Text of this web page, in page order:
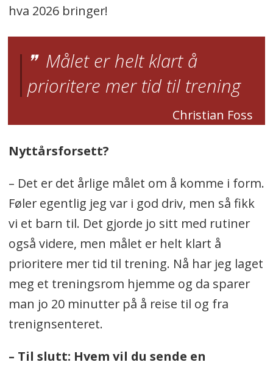
hva 2026 bringer!
Målet er helt klart å
prioritere mer tid til trening
Christian Foss
Nyttårsforsett?
– Det er det årlige målet om å komme i form.
Føler egentlig jeg var i god driv, men så fikk
vi et barn til. Det gjorde jo sitt med rutiner
også videre, men målet er helt klart å
prioritere mer tid til trening. Nå har jeg laget
meg et treningsrom hjemme og da sparer
man jo 20 minutter på å reise til og fra
trenignsenteret.
– Til slutt: Hvem vil du sende en